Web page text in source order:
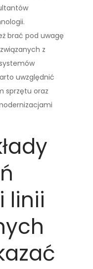
brać pod uwagę
z
uwzględnić
sprzętu oraz
linii